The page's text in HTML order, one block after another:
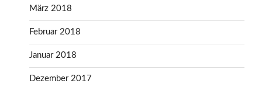
März 2018
Februar 2018
Januar 2018
Dezember 2017